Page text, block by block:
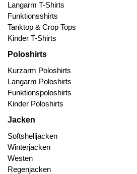
Langarm T-Shirts
Funktionsshirts
Tanktop & Crop Tops
Kinder T-Shirts
Poloshirts
Kurzarm Poloshirts
Langarm Poloshirts
Funktionspoloshirts
Kinder Poloshirts
Jacken
Softshelljacken
Winterjacken
Westen
Regenjacken